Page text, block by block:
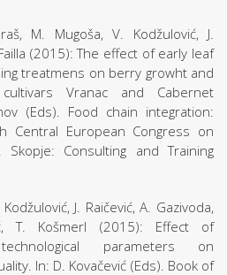
M. Mugoša, V. Kodžulović, J.
(2015): The effect of early leaf
treatmens on berry growht and
Vranac and Cabernet
(Eds). Food chain integration:
European Congress on
Skopje: Consulting and Training
J. Raičević, A. Gazivoda,
T. Košmerl (2015): Effect of
parameters on
In: D. Kovačević (Eds). Book of